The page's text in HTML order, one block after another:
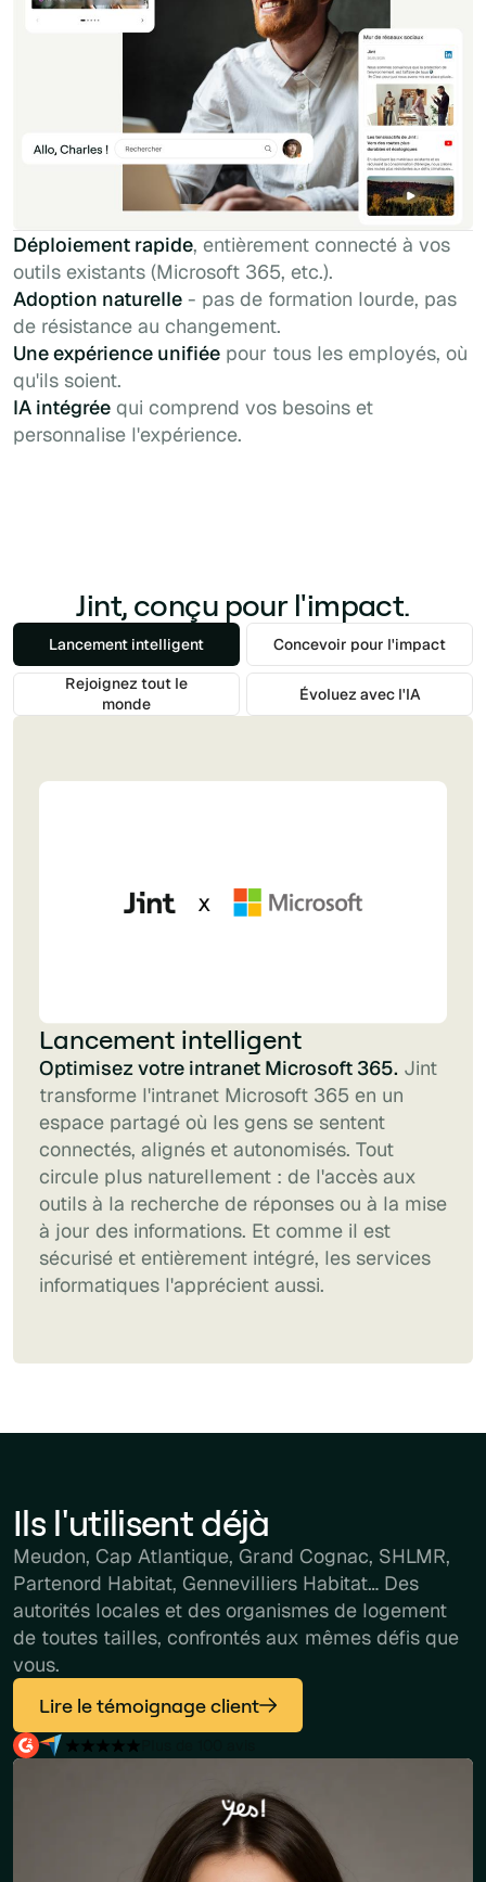
Déploiement rapide, entièrement connecté à vos
outils existants (Microsoft 365, etc.).
Adoption naturelle - pas de formation lourde, pas
de résistance au changement.
Une expérience unifiée pour tous les employés, où
qu'ils soient.
IA intégrée qui comprend vos besoins et
personnalise l'expérience.
Jint, conçu pour l'impact.
Lancement intelligent Concevoir pour l'impact
Rejoignez tout le
monde
Évoluez avec l'IA
Lancement intelligent
Optimisez votre intranet Microsoft 365. Jint
transforme l'intranet Microsoft 365 en un
espace partagé où les gens se sentent
connectés, alignés et autonomisés. Tout
circule plus naturellement : de l'accès aux
outils à la recherche de réponses ou à la mise
à jour des informations. Et comme il est
sécurisé et entièrement intégré, les services
informatiques l'apprécient aussi.
Ils l'utilisent déjà
Meudon, Cap Atlantique, Grand Cognac, SHLMR,
Partenord Habitat, Gennevilliers Habitat… Des
autorités locales et des organismes de logement
de toutes tailles, confrontés aux mêmes défis que
vous.
Lire le témoignage client